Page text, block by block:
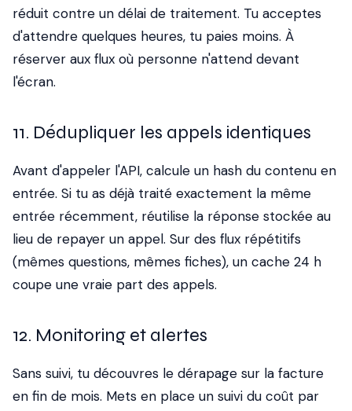
réduit contre un délai de traitement. Tu acceptes
d'attendre quelques heures, tu paies moins. À
réserver aux flux où personne n'attend devant
l'écran.
11. Dédupliquer les appels identiques
Avant d'appeler l'API, calcule un hash du contenu en
entrée. Si tu as déjà traité exactement la même
entrée récemment, réutilise la réponse stockée au
lieu de repayer un appel. Sur des flux répétitifs
(mêmes questions, mêmes fiches), un cache 24 h
coupe une vraie part des appels.
12. Monitoring et alertes
Sans suivi, tu découvres le dérapage sur la facture
en fin de mois. Mets en place un suivi du coût par